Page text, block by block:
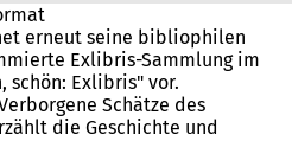
erneut seine bibliophilen
Exlibris-Sammlung im
schön: Exlibris" vor.
Schätze des
die Geschichte und